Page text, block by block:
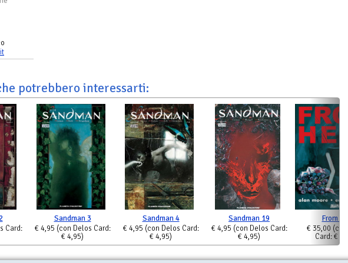
potrebbero interessarti:
Card:
Sandman 3
€ 4,95 (con Delos Card:
€ 4,95)
Sandman 4
€ 4,95 (con Delos Card:
€ 4,95)
Sandman 19
€ 4,95 (con Delos Card:
€ 4,95)
From Hell
€ 35,00 (con
Card: €